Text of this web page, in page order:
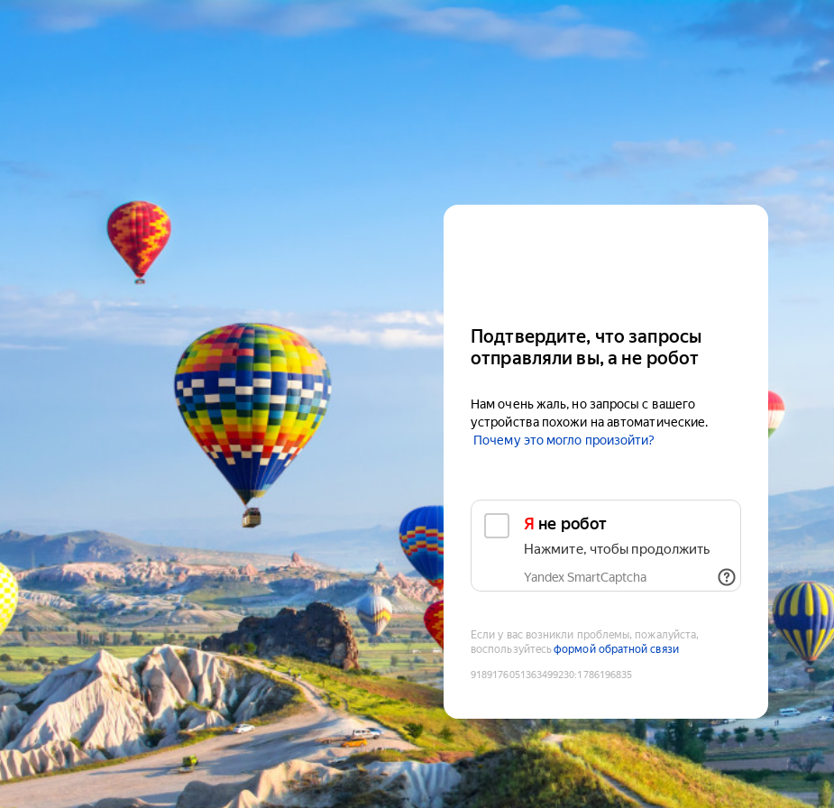
Подтвердите, что запросы
отправляли вы, а не робот
Нам очень жаль, но запросы с вашего
устройства похожи на автоматические.
Почему это могло произойти?
Я не робот
Нажмите, чтобы продолжить
Yandex SmartCaptcha
Если у вас возникли проблемы, пожалуйста,
воспользуйтесьформой обратной связи
9189176051363499230:1786196835